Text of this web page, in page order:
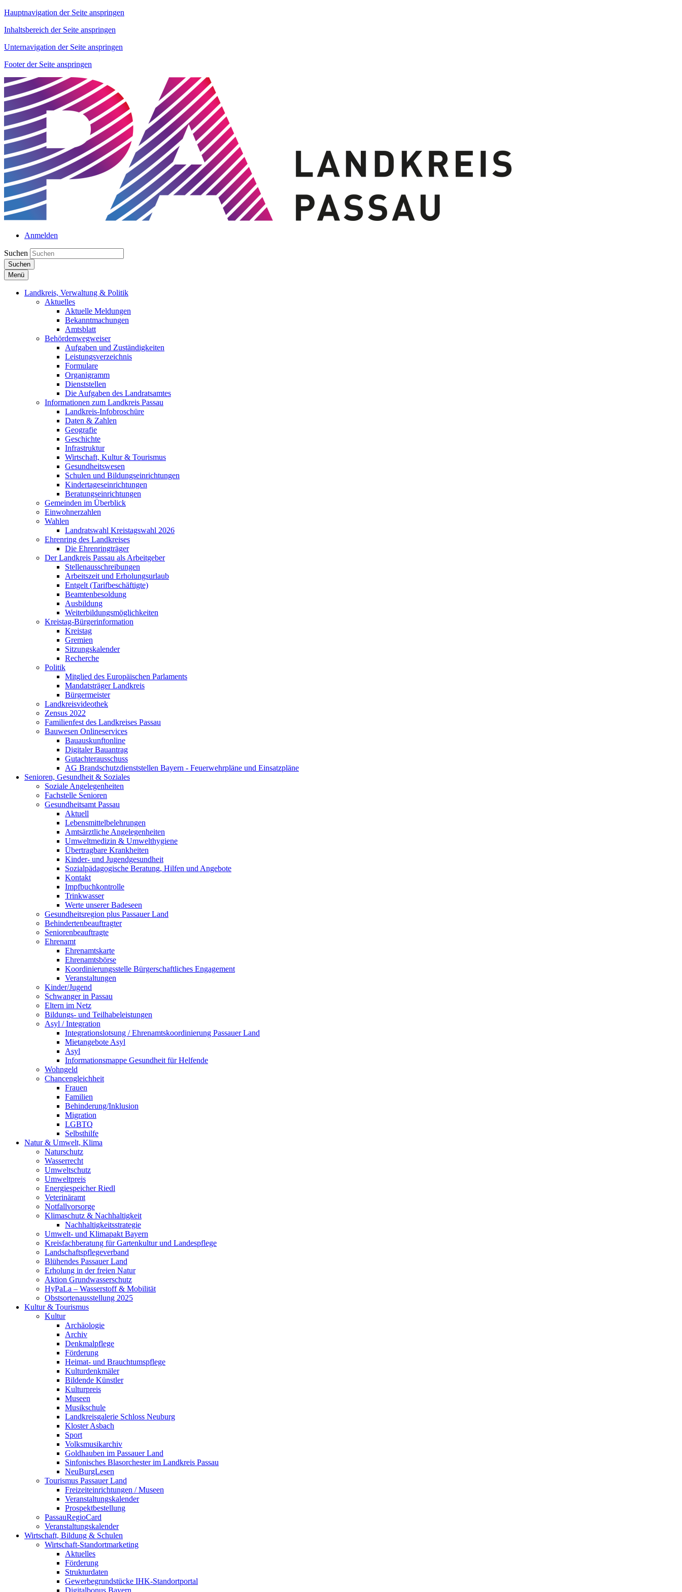
Hauptnavigation der Seite anspringen
Inhaltsbereich der Seite anspringen
Unternavigation der Seite anspringen
Footer der Seite anspringen
Anmelden
Suchen
Suchen
Menü
Landkreis, Verwaltung & Politik
Aktuelles
Aktuelle Meldungen
Bekanntmachungen
Amtsblatt
Behördenwegweiser
Aufgaben und Zuständigkeiten
Leistungsverzeichnis
Formulare
Organigramm
Dienststellen
Die Aufgaben des Landratsamtes
Informationen zum Landkreis Passau
Landkreis-Infobroschüre
Daten & Zahlen
Geografie
Geschichte
Infrastruktur
Wirtschaft, Kultur & Tourismus
Gesundheitswesen
Schulen und Bildungseinrichtungen
Kindertageseinrichtungen
Beratungseinrichtungen
Gemeinden im Überblick
Einwohnerzahlen
Wahlen
Landratswahl Kreistagswahl 2026
Ehrenring des Landkreises
Die Ehrenringträger
Der Landkreis Passau als Arbeitgeber
Stellenausschreibungen
Arbeitszeit und Erholungsurlaub
Entgelt (Tarifbeschäftigte)
Beamtenbesoldung
Ausbildung
Weiterbildungsmöglichkeiten
Kreistag-Bürgerinformation
Kreistag
Gremien
Sitzungskalender
Recherche
Politik
Mitglied des Europäischen Parlaments
Mandatsträger Landkreis
Bürgermeister
Landkreisvideothek
Zensus 2022
Familienfest des Landkreises Passau
Bauwesen Onlineservices
Bauauskunftonline
Digitaler Bauantrag
Gutachterausschuss
AG Brandschutzdienststellen Bayern - Feuerwehrpläne und Einsatzpläne
Senioren, Gesundheit & Soziales
Soziale Angelegenheiten
Fachstelle Senioren
Gesundheitsamt Passau
Aktuell
Lebensmittelbelehrungen
Amtsärztliche Angelegenheiten
Umweltmedizin & Umwelthygiene
Übertragbare Krankheiten
Kinder- und Jugendgesundheit
Sozialpädagogische Beratung, Hilfen und Angebote
Kontakt
Impfbuchkontrolle
Trinkwasser
Werte unserer Badeseen
Gesundheitsregion plus Passauer Land
Behindertenbeauftragter
Seniorenbeauftragte
Ehrenamt
Ehrenamtskarte
Ehrenamtsbörse
Koordinierungsstelle Bürgerschaftliches Engagement
Veranstaltungen
Kinder/Jugend
Schwanger in Passau
Eltern im Netz
Bildungs- und Teilhabeleistungen
Asyl / Integration
Integrationslotsung / Ehrenamtskoordinierung Passauer Land
Mietangebote Asyl
Asyl
Informationsmappe Gesundheit für Helfende
Wohngeld
Chancengleichheit
Frauen
Familien
Behinderung/Inklusion
Migration
LGBTQ
Selbsthilfe
Natur & Umwelt, Klima
Naturschutz
Wasserrecht
Umweltschutz
Umweltpreis
Energiespeicher Riedl
Veterinäramt
Notfallvorsorge
Klimaschutz & Nachhaltigkeit
Nachhaltigkeitsstrategie
Umwelt- und Klimapakt Bayern
Kreisfachberatung für Gartenkultur und Landespflege
Landschaftspflegeverband
Blühendes Passauer Land
Erholung in der freien Natur
Aktion Grundwasserschutz
HyPaLa – Wasserstoff & Mobilität
Obstsortenausstellung 2025
Kultur & Tourismus
Kultur
Archäologie
Archiv
Denkmalpflege
Förderung
Heimat- und Brauchtumspflege
Kulturdenkmäler
Bildende Künstler
Kulturpreis
Museen
Musikschule
Landkreisgalerie Schloss Neuburg
Kloster Asbach
Sport
Volksmusikarchiv
Goldhauben im Passauer Land
Sinfonisches Blasorchester im Landkreis Passau
NeuBurgLesen
Tourismus Passauer Land
Freizeiteinrichtungen / Museen
Veranstaltungskalender
Prospektbestellung
PassauRegioCard
Veranstaltungskalender
Wirtschaft, Bildung & Schulen
Wirtschaft-Standortmarketing
Aktuelles
Förderung
Strukturdaten
Gewerbegrundstücke IHK-Standortportal
Digitalbonus Bayern